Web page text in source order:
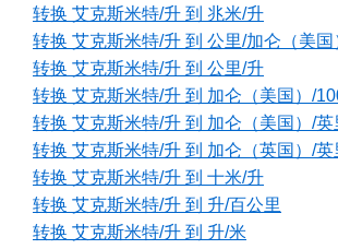
转换 艾克斯米特/升 到 兆米/升
转换 艾克斯米特/升 到 公里/加仑（美国
转换 艾克斯米特/升 到 公里/升
转换 艾克斯米特/升 到 加仑（美国）/
转换 艾克斯米特/升 到 加仑（美国）/英
转换 艾克斯米特/升 到 加仑（英国）/英
转换 艾克斯米特/升 到 十米/升
转换 艾克斯米特/升 到 升/百公里
转换 艾克斯米特/升 到 升/米